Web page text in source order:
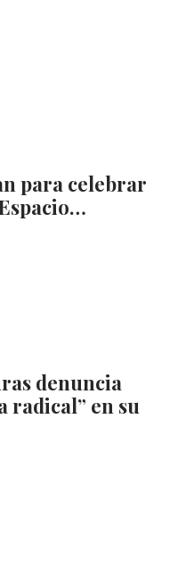
para celebrar
denuncia
radical” en su